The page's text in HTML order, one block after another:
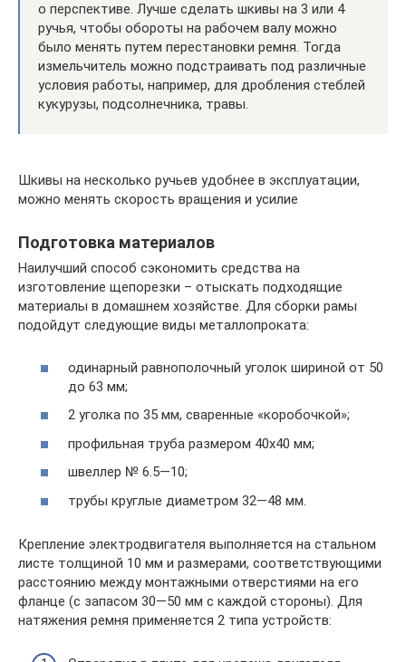
о перспективе. Лучше сделать шкивы на 3 или 4
ручья, чтобы обороты на рабочем валу можно
было менять путем перестановки ремня. Тогда
измельчитель можно подстраивать под различные
условия работы, например, для дробления стеблей
кукурузы, подсолнечника, травы.
Шкивы на несколько ручьев удобнее в эксплуатации,
можно менять скорость вращения и усилие
Подготовка материалов
Наилучший способ сэкономить средства на
изготовление щепорезки – отыскать подходящие
материалы в домашнем хозяйстве. Для сборки рамы
подойдут следующие виды металлопроката:
одинарный равнополочный уголок шириной от 50
до 63 мм;
2 уголка по 35 мм, сваренные «коробочкой»;
профильная труба размером 40х40 мм;
швеллер № 6.5—10;
трубы круглые диаметром 32—48 мм.
Крепление электродвигателя выполняется на стальном
листе толщиной 10 мм и размерами, соответствующими
расстоянию между монтажными отверстиями на его
фланце (с запасом 30—50 мм с каждой стороны). Для
натяжения ремня применяется 2 типа устройств: